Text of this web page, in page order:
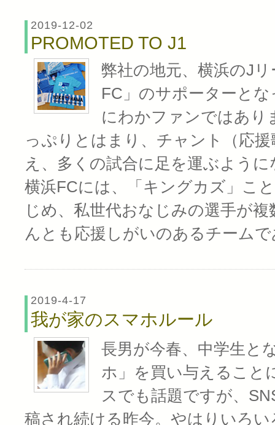
2019-12-02
PROMOTED TO J1
弊社の地元、横浜のJ
FC」のサポーターと
にわかファンではあり
っぷりとはまり、チャント（応
え、多くの試合に足を運ぶよう
横浜FCには、「キングカズ」こ
じめ、私世代おなじみの選手が
んとも応援しがいのあるチーム
2019-4-17
我が家のスマホルール
長男が今春、中学生と
ホ」を買い与えること
スでも話題ですが、
稿され続ける昨今。やはりいろ